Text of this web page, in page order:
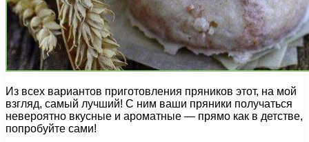
Из всех вариантов приготовления пряников этот, на мой
взгляд, самый лучший! С ним ваши пряники получаться
невероятно вкусные и ароматные — прямо как в детстве,
попробуйте сами!